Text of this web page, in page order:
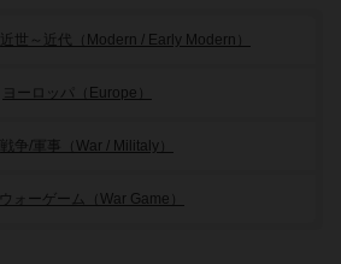
近世～近代（Modern / Early Modern）
ヨーロッパ（Europe）
戦争/軍事（War / Militaly）
ウォーゲーム（War Game）